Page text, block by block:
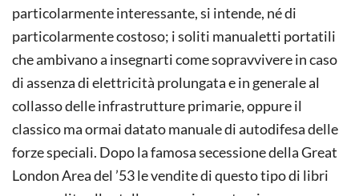
particolarmente interessante, si intende, né di
particolarmente costoso; i soliti manualetti portatili
che ambivano a insegnarti come sopravvivere in caso
di assenza di elettricità prolungata e in generale al
collasso delle infrastrutture primarie, oppure il
classico ma ormai datato manuale di autodifesa delle
forze speciali. Dopo la famosa secessione della Great
London Area del ’53 le vendite di questo tipo di libri